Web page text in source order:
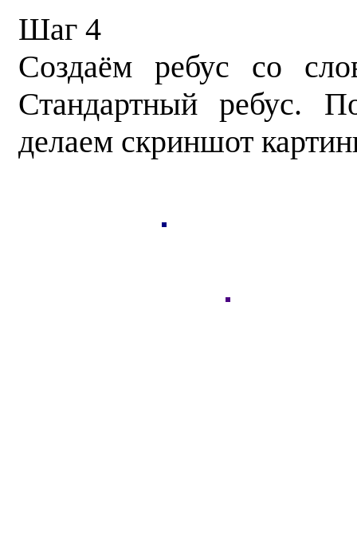
Шаг 4
Создаём ребус со
Стандартный ребус.
делаем скриншот